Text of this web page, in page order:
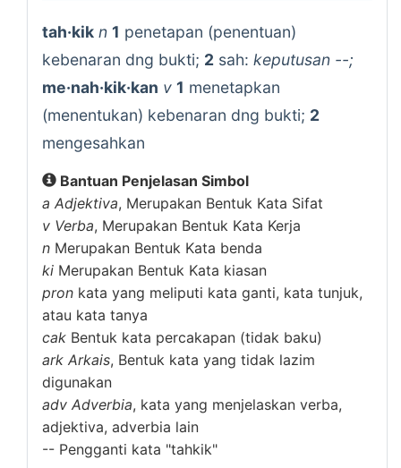
tah·kik n 1 penetapan (penentuan)
kebenaran dng bukti; 2 sah: keputusan --;
me·nah·kik·kan v 1 menetapkan
(menentukan) kebenaran dng bukti; 2
mengesahkan
Bantuan Penjelasan Simbol
a Adjektiva, Merupakan Bentuk Kata Sifat
v Verba, Merupakan Bentuk Kata Kerja
n Merupakan Bentuk Kata benda
ki Merupakan Bentuk Kata kiasan
pron kata yang meliputi kata ganti, kata tunjuk,
atau kata tanya
cak Bentuk kata percakapan (tidak baku)
ark Arkais, Bentuk kata yang tidak lazim
digunakan
adv Adverbia, kata yang menjelaskan verba,
adjektiva, adverbia lain
-- Pengganti kata "tahkik"